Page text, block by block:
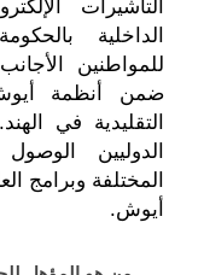
التأشيرات
الداخلية
للمواطنين
ضمن أنظمة أيوش
التقليدية في
الدوليين
المختلفة وبرامج
أيوش.